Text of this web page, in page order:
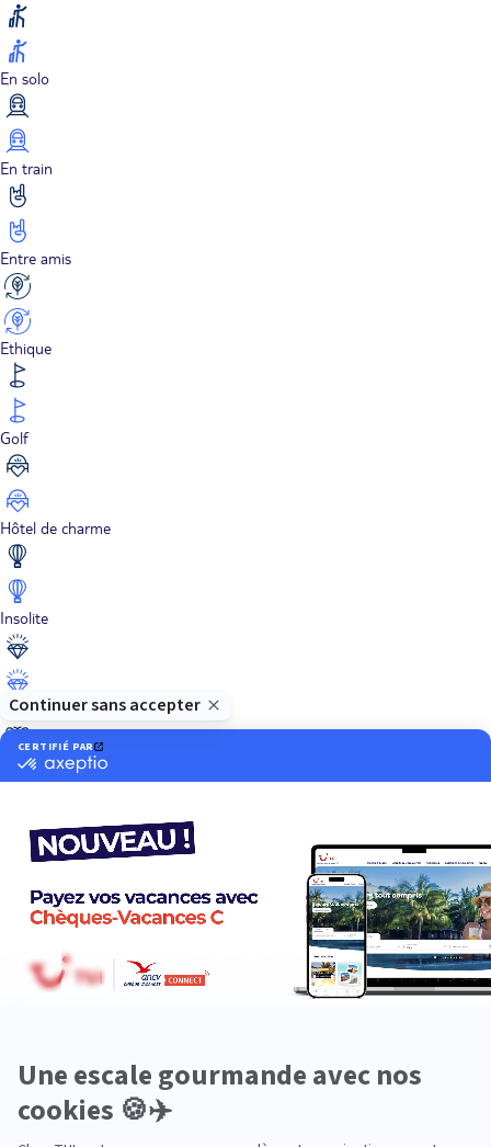
En solo
En train
Entre amis
Ethique
Golf
Hôtel de charme
Insolite
Luxe
Neige
Plongée
Premium